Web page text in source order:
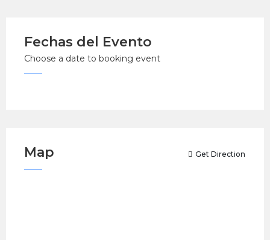
Fechas del Evento
Choose a date to booking event
Map Get Direction